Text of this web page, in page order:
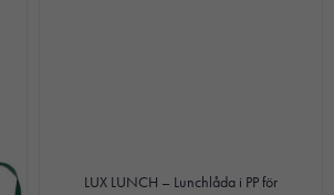
LUX LUNCH – Lunchlåda i PP för